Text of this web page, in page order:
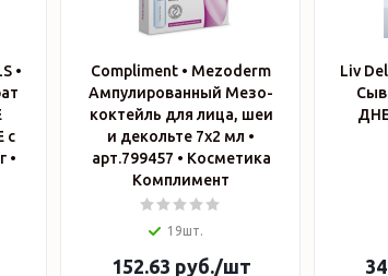
•
с
•
Compliment • Mezoderm
Ампулированный Мезо-
коктейль для лица, шеи
и декольте 7х2 мл •
арт.799457 • Косметика
Комплимент
19шт.
152.63 руб./шт
Liv